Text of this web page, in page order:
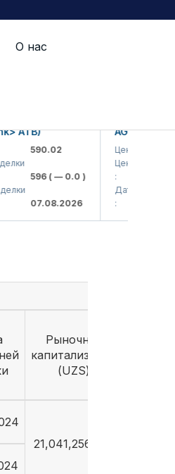
О нас
590.02
( — 0.0 )
07.08.2026
AGBAP
Цена закрытия :
Цена последний
Дата последней
Рыночная
капитализация
(UZS)
21,041,256,632